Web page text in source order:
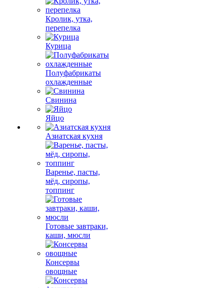
Кролик, утка,
перепелка
Курица
Полуфабрикаты
охлажденные
Свинина
Яйцо
Азиатская кухня
Варенье, пасты,
мёд, сиропы,
топпинг
Готовые завтраки,
каши, мюсли
Консервы
овощные